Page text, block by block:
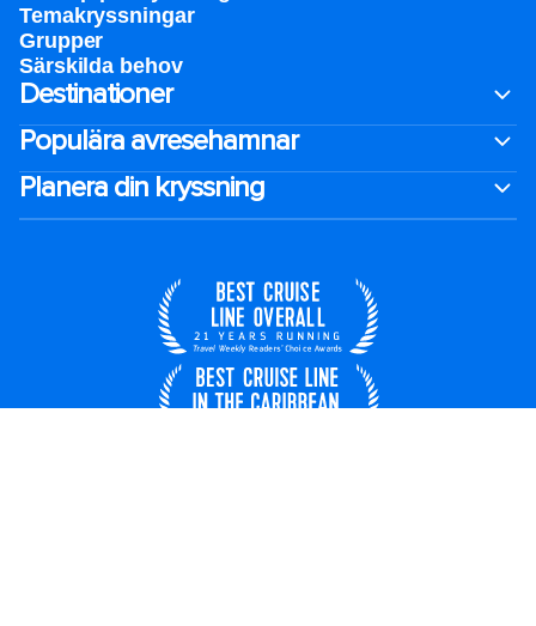
Temakryssningar
Grupper
Särskilda behov
Destinationer
Populära avresehamnar
Planera din kryssning